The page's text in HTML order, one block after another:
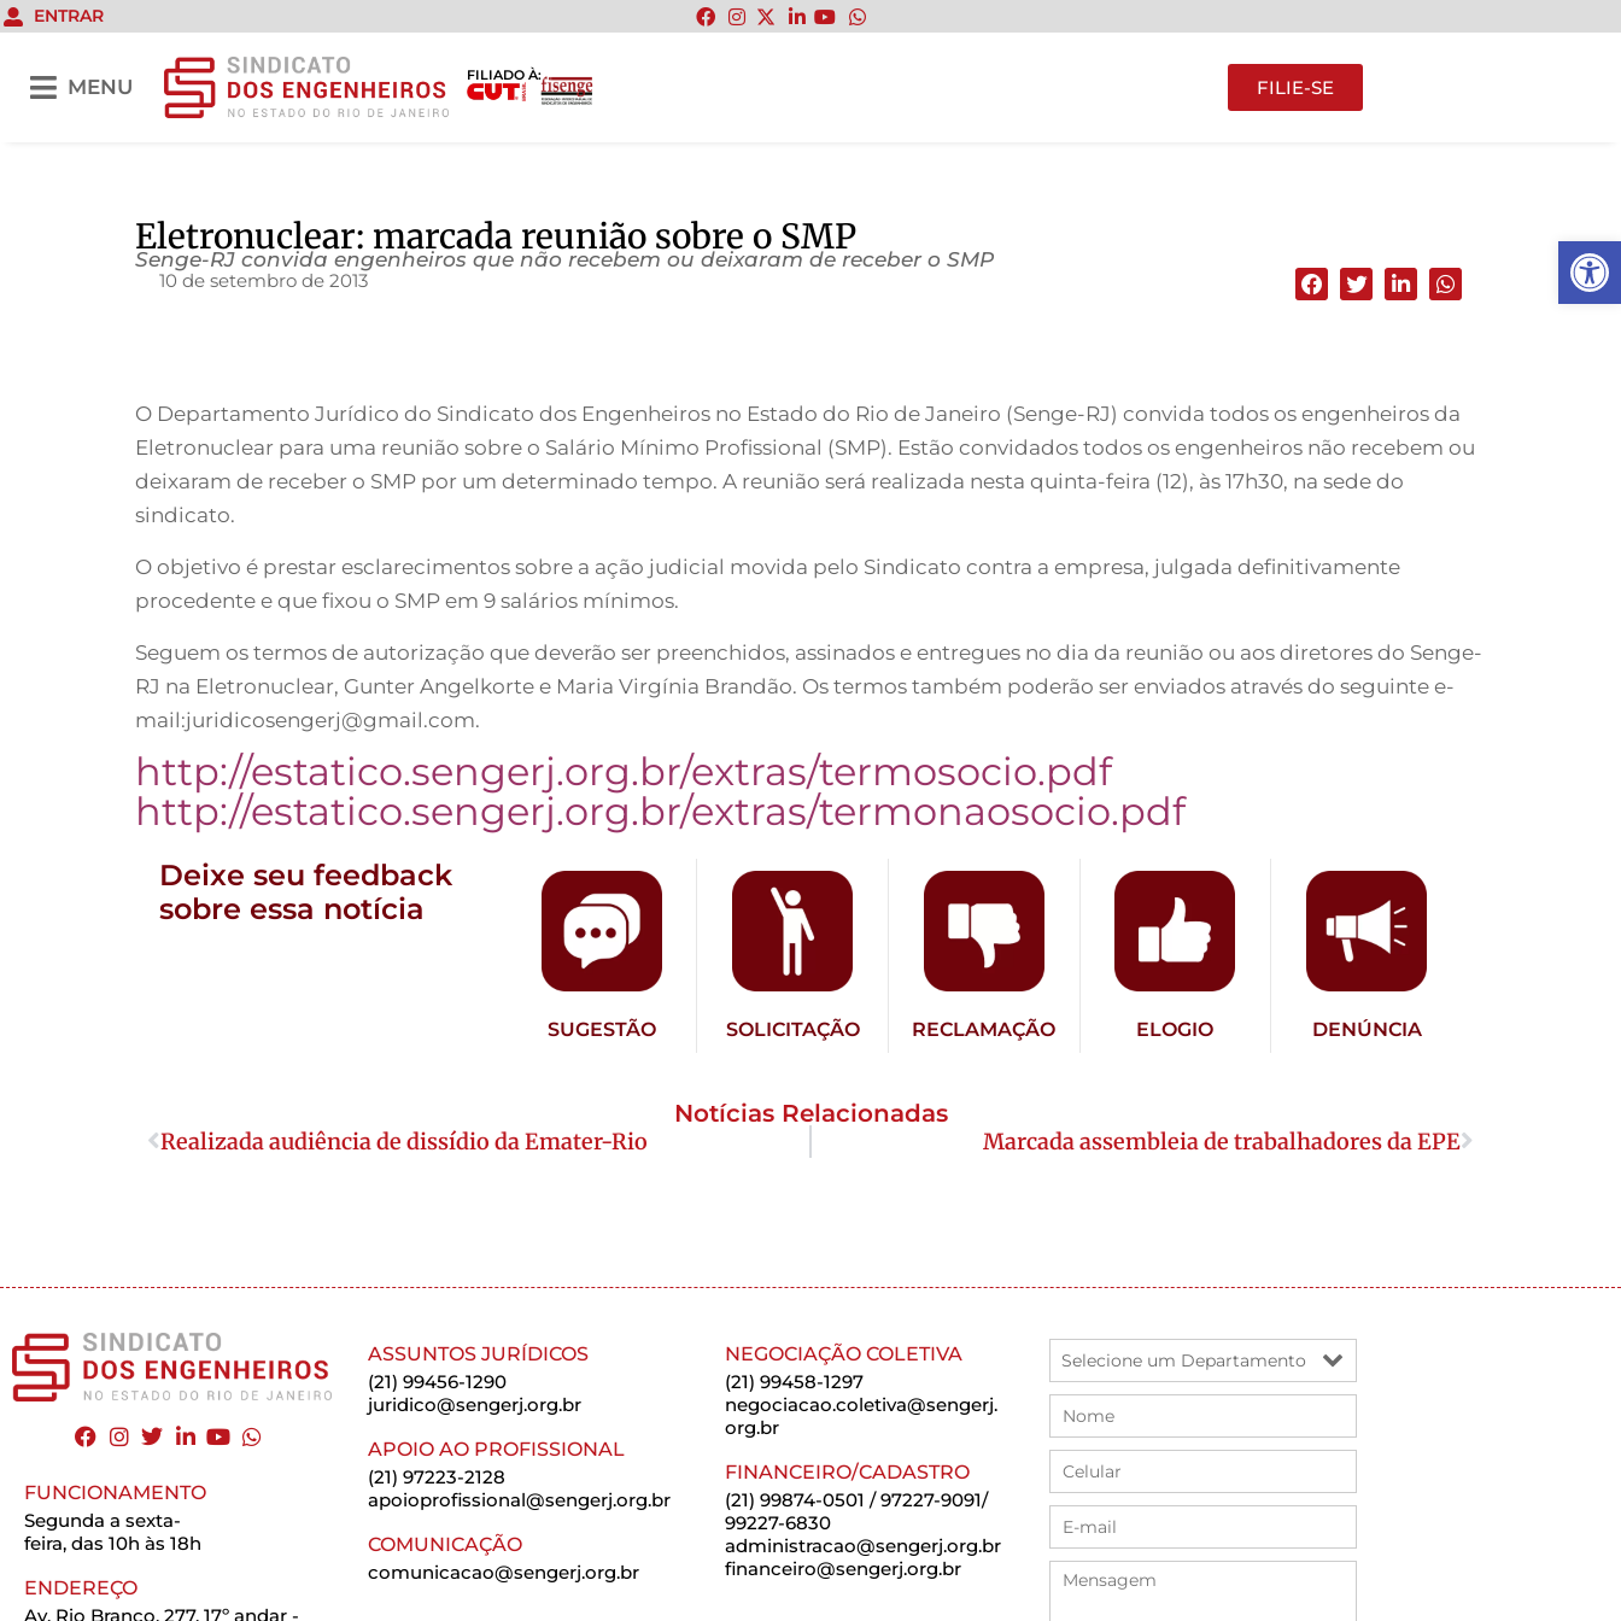
Abrir
ENTRAR
MENU
FILIADO À:
FILIE-SE
Eletronuclear: marcada reunião sobre o SMP
Senge-RJ convida engenheiros que não recebem ou deixaram de receber o SMP
10 de setembro de 2013
O Departamento Jurídico do Sindicato dos Engenheiros no Estado do Rio de Janeiro (Senge-RJ) convida todos os engenheiros da
Eletronuclear para uma reunião sobre o Salário Mínimo Profissional (SMP). Estão convidados todos os engenheiros não recebem ou
deixaram de receber o SMP por um determinado tempo. A reunião será realizada nesta quinta-feira (12), às 17h30, na sede do
sindicato.
O objetivo é prestar esclarecimentos sobre a ação judicial movida pelo Sindicato contra a empresa, julgada definitivamente
procedente e que fixou o SMP em 9 salários mínimos.
Seguem os termos de autorização que deverão ser preenchidos, assinados e entregues no dia da reunião ou aos diretores do Senge-
RJ na Eletronuclear, Gunter Angelkorte e Maria Virgínia Brandão. Os termos também poderão ser enviados através do seguinte e-
mail:juridicosengerj@gmail.com.
http://estatico.sengerj.org.br/extras/termosocio.pdf
http://estatico.sengerj.org.br/extras/termonaosocio.pdf
Deixe seu feedback
sobre essa notícia
SUGESTÃO SOLICITAÇÃO RECLAMAÇÃO ELOGIO DENÚNCIA
Notícias Relacionadas
Realizada audiência de dissídio da Emater-Rio Marcada assembleia de trabalhadores da EPE
FUNCIONAMENTO
Segunda a sexta-
feira, das 10h às 18h
ENDEREÇO
Av. Rio Branco, 277, 17º andar -
ASSUNTOS JURÍDICOS
(21) 99456-1290
juridico@sengerj.org.br
APOIO AO PROFISSIONAL
(21) 97223-2128
apoioprofissional@sengerj.org.br
COMUNICAÇÃO
comunicacao@sengerj.org.br
NEGOCIAÇÃO COLETIVA
(21) 99458-1297
negociacao.coletiva@sengerj.
org.br
FINANCEIRO/CADASTRO
(21) 99874-0501 / 97227-9091/
99227-6830
administracao@sengerj.org.br
financeiro@sengerj.org.br